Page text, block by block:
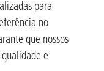
para
no
que nossos
e